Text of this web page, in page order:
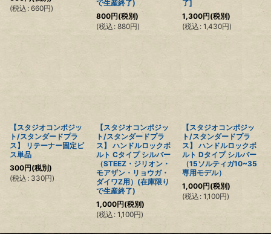
(税込 : 660円)
で生産終了)
800円(税別)
(税込 : 880円)
了]
1,300円(税別)
(税込 : 1,430円)
【スタジオコンポジッ
ト/スタンダードプラ
ス】 リテーナー固定ビ
ス単品
300円(税別)
(税込 : 330円)
【スタジオコンポジッ
ト/スタンダードプラ
ス】 ハンドルロックボ
ルト Cタイプ シルバー
（STEEZ・ジリオン・
モアザン・リョウガ・
ダイワZ用）(在庫限り
で生産終了)
1,000円(税別)
(税込 : 1,100円)
【スタジオコンポジッ
ト/スタンダードプラ
ス】 ハンドルロックボ
ルト Dタイプ シルバー
（15ソルティガ10~35
専用モデル）
1,000円(税別)
(税込 : 1,100円)